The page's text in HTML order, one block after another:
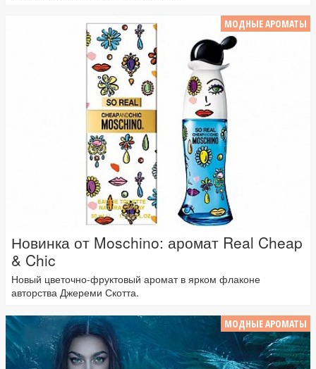
МОДНЫЕ АРОМАТЫ
Новинка от Moschino: аромат Real Cheap
& Chic
Новый цветочно-фруктовый аромат в ярком флаконе
авторства Джереми Скотта.
МОДНЫЕ АРОМАТЫ